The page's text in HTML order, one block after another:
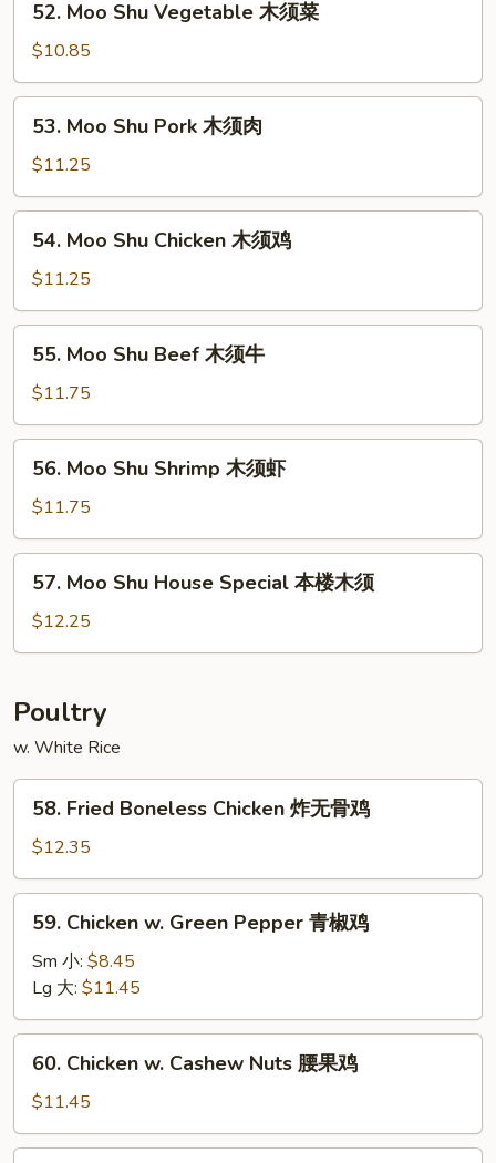
Moo
Shu
Vegetable
木
52. Moo Shu Vegetable 木须菜
$10.85
Moo
Shu
Pork
木
53. Moo Shu Pork 木须肉
$11.25
Moo
Shu
Chicken
木
54. Moo Shu Chicken 木须鸡
$11.25
Moo
Shu
Beef
木
55. Moo Shu Beef 木须牛
$11.75
Moo
Shu
Shrimp
木
56. Moo Shu Shrimp 木须虾
$11.75
Moo
Shu
House
本
楼
木
须
57. Moo Shu House Special 本楼木须
$12.25
Poultry
w. White Rice
Fried
Boneless
Chicken
炸
58. Fried Boneless Chicken 炸无骨鸡
$12.35
Chicken
Green
Pepper
青
59. Chicken w. Green Pepper 青椒鸡
Sm 小: $8.45
Lg 大: $11.45
Chicken
Cashew
Nuts
60. Chicken w. Cashew Nuts 腰果鸡
$11.45